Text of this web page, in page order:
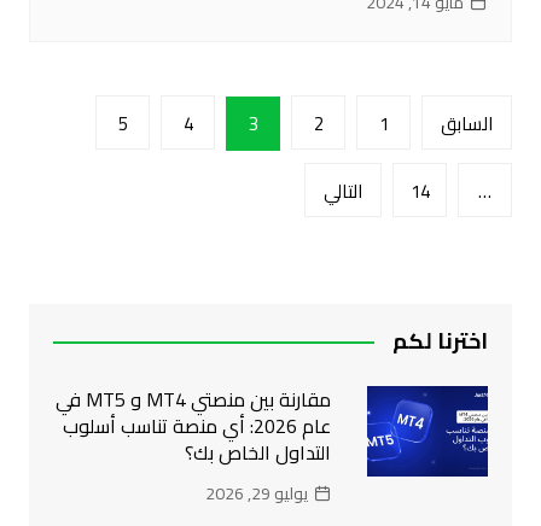
تعدد
صفحات
المقالات
السابق 1
2
3
4
5
…
14 التالي
اخترنا لكم
مقارنة بين منصتي MT4 و MT5 في
عام 2026: أي منصة تناسب أسلوب
التداول الخاص بك؟
يوليو 29, 2026